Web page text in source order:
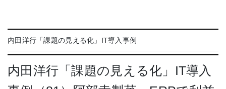
内田洋行「課題の見える化」IT導入事例
内田洋行「課題の見える化」IT導入